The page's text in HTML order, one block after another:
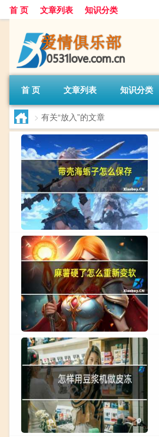
首 页 文章列表 知识分类
首 页 文章列表 知识分类
> 有关“放入”的文章